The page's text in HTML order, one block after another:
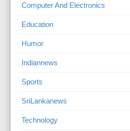
Computer And Electronics
Education
Humor
Indiannews
Sports
SriLankanews
Technology